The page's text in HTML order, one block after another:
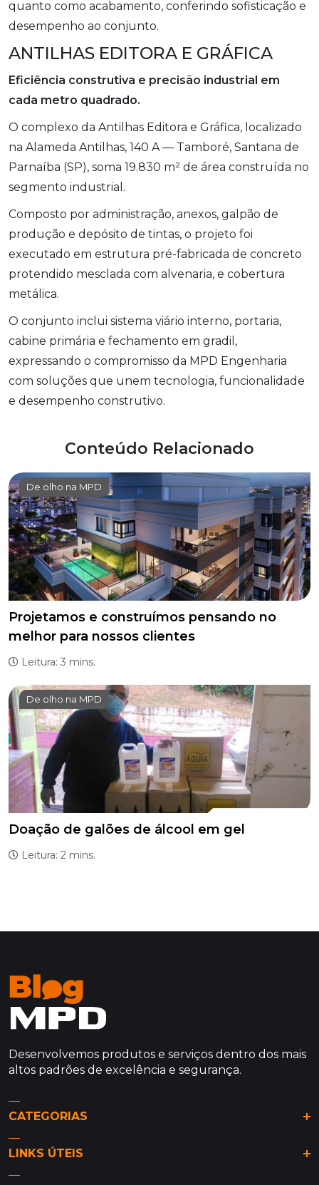
quanto como acabamento, conferindo sofisticação e
desempenho ao conjunto.
ANTILHAS EDITORA E GRÁFICA
Eficiência construtiva e precisão industrial em
cada metro quadrado.
O complexo da Antilhas Editora e Gráfica, localizado
na Alameda Antilhas, 140 A — Tamboré, Santana de
Parnaíba (SP), soma 19.830 m² de área construída no
segmento industrial.
Composto por administração, anexos, galpão de
produção e depósito de tintas, o projeto foi
executado em estrutura pré-fabricada de concreto
protendido mesclada com alvenaria, e cobertura
metálica.
O conjunto inclui sistema viário interno, portaria,
cabine primária e fechamento em gradil,
expressando o compromisso da MPD Engenharia
com soluções que unem tecnologia, funcionalidade
e desempenho construtivo.
Conteúdo Relacionado
De olho na MPD
Projetamos e construímos pensando no
melhor para nossos clientes
Leitura: 3 mins.
De olho na MPD
Doação de galões de álcool em gel
Leitura: 2 mins.
Desenvolvemos produtos e serviços dentro dos mais
altos padrões de excelência e segurança.
CATEGORIAS
Análises & Tendências
De olho na MPD
Dicas da MPD
LINKS ÚTEIS
Site MPD